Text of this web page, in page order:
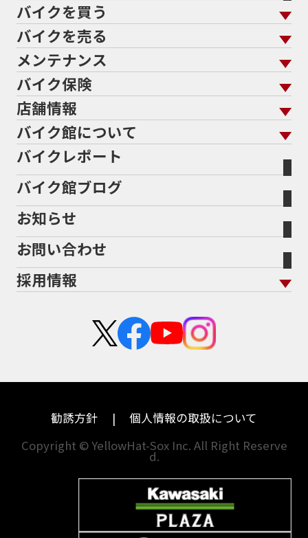
バイクを買う
バイクを買う トップ
バイクを探す
メーカーから探す
色から探す
スタイルから探す
排気量から探す
地域から探す
走行距離から探す
中古車から探す
バイクを売る
バイクを売る トップ
バイク館買取の強み
バイクを高く売るコツ
バイク買取の流れ
全国展開の強み
よくあるご質問
バイク買取強化車両
メーカー別買取相場・
ヤマハ
ホンダ
スズキ
ハーレーダビッドソン
ドゥカティ
トライアンフ
アプリリア
KTM
モトグッツイ
MVアグスタ
他海外ﾒｰｶｰ
メンテナンス
メンテナンス トップ
バイク点検
バイク車検
Bikeep
プロテクションフィルム
バイク保険
バイク保険 トップ
自賠責保険
任意保険
バイク保険無料見積り（現在未加入の方）
バイク保険無料見積り（他社でご加入の方）
盗難保険
店舗情報
店舗情報 トップ
北海道
宮城
福島
茨城
栃木
兵庫
福岡
長崎
バイク館について
バイク館について トップ
バイク館が選ばれる理由
会社概要
沿革
二輪公正取引協議会加盟店
バイクレポート
バイク館ブログ
お知らせ
お問い合わせ
採用情報
中途採用・アルバイト
勧誘方針
個人情報の取扱について
Copyright © YellowHat-Sox Inc. All Right Reserve
d.